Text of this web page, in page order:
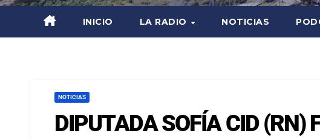
INICIO LA RADIO NOTICIAS
NOTICIAS
DIPUTADA SOFÍA CID (RN)